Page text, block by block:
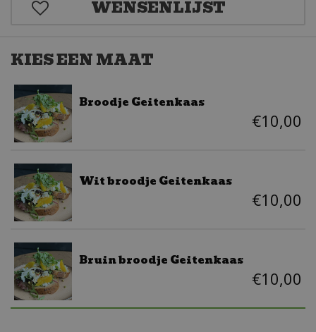
KIES EEN MAAT
Broodje Geitenkaas
€10,00
Wit broodje Geitenkaas
€10,00
Bruin broodje Geitenkaas
€10,00